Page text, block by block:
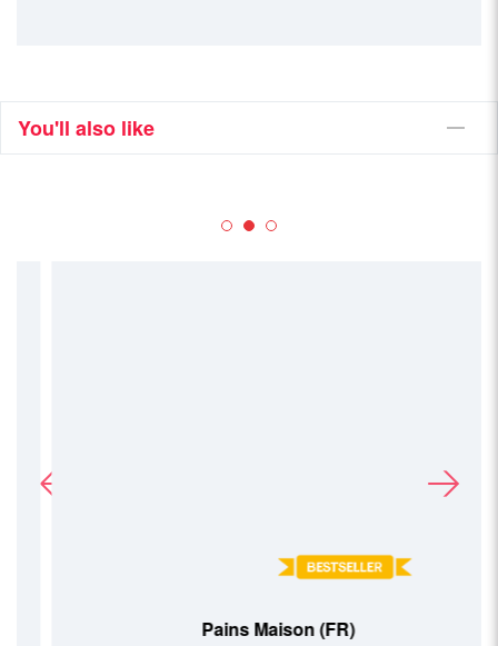
You'll also like
Pains Maison (FR)